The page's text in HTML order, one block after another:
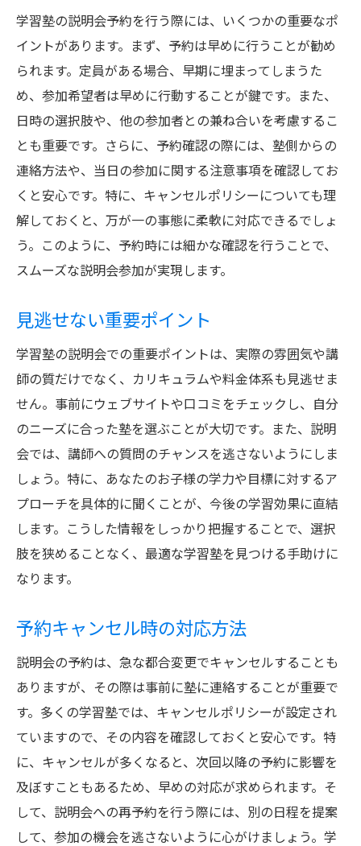
学習塾の説明会予約を行う際には、いくつかの重要なポ
イントがあります。まず、予約は早めに行うことが勧め
られます。定員がある場合、早期に埋まってしまうた
め、参加希望者は早めに行動することが鍵です。また、
日時の選択肢や、他の参加者との兼ね合いを考慮するこ
とも重要です。さらに、予約確認の際には、塾側からの
連絡方法や、当日の参加に関する注意事項を確認してお
くと安心です。特に、キャンセルポリシーについても理
解しておくと、万が一の事態に柔軟に対応できるでしょ
う。このように、予約時には細かな確認を行うことで、
スムーズな説明会参加が実現します。
見逃せない重要ポイント
学習塾の説明会での重要ポイントは、実際の雰囲気や講
師の質だけでなく、カリキュラムや料金体系も見逃せま
せん。事前にウェブサイトや口コミをチェックし、自分
のニーズに合った塾を選ぶことが大切です。また、説明
会では、講師への質問のチャンスを逃さないようにしま
しょう。特に、あなたのお子様の学力や目標に対するア
プローチを具体的に聞くことが、今後の学習効果に直結
します。こうした情報をしっかり把握することで、選択
肢を狭めることなく、最適な学習塾を見つける手助けに
なります。
予約キャンセル時の対応方法
説明会の予約は、急な都合変更でキャンセルすることも
ありますが、その際は事前に塾に連絡することが重要で
す。多くの学習塾では、キャンセルポリシーが設定され
ていますので、その内容を確認しておくと安心です。特
に、キャンセルが多くなると、次回以降の予約に影響を
及ぼすこともあるため、早めの対応が求められます。そ
して、説明会への再予約を行う際には、別の日程を提案
して、参加の機会を逃さないように心がけましょう。学